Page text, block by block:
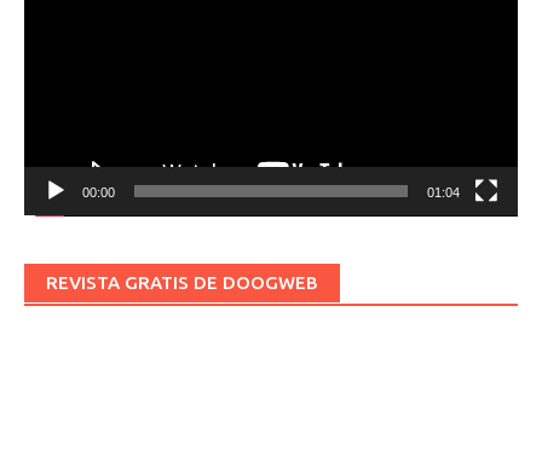
00:00 01:04
REVISTA GRATIS DE DOOGWEB